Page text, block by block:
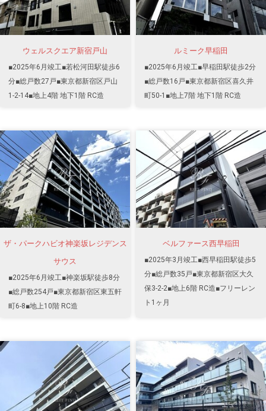
ウェルスクエア新宿戸山
■2025年6月竣工■若松河田駅徒歩6
分■総戸数27戸■東京都新宿区戸山
1-2-14■地上4階 地下1階 RC造
ルミーク早稲田
■2025年6月竣工■早稲田駅徒歩2分
■総戸数16戸■東京都新宿区喜久井
町50-1■地上7階 地下1階 RC造
ザ・パークハビオ神楽坂レジデンス
サウス
■2025年6月竣工■神楽坂駅徒歩8分
■総戸数254戸■東京都新宿区東五軒
町6-8■地上10階 RC造
ベルファース西早稲田
■2025年3月竣工■西早稲田駅徒歩5
分■総戸数35戸■東京都新宿区大久
保3-2-2■地上6階 RC造■フリーレン
ト1ヶ月